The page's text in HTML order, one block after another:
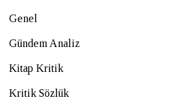
Genel
Gündem Analiz
Kitap Kritik
Kritik Sözlük